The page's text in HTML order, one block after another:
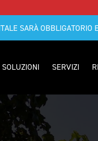
SARÀ OBBLIGATORIO
SOLUZIONI SERVIZI